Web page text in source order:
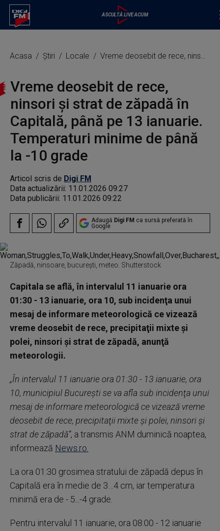
Acasa Știri Locale Vreme deosebit de rece, ninsori şi strat de zăpadă în Capitală, până pe 13 ianuarie. Temperaturi minime de până la -10 grade
Vreme deosebit de rece,
ninsori şi strat de zăpadă în
Capitală, până pe 13 ianuarie.
Temperaturi minime de până
la -10 grade
Articol scris de Digi FM
Data actualizării: 11.01.2026 09:27
Data publicării: 11.01.2026 09:22
Adaugă Digi FM ca sursă preferată în
Google
Zăpadă, ninsoare, bucurești, meteo. Shutterstock
Capitala se află, în intervalul 11 ianuarie ora
01:30 - 13 ianuarie, ora 10, sub incidenţa unui
mesaj de informare meteorologică ce vizează
vreme deosebit de rece, precipitaţii mixte şi
polei, ninsori şi strat de zăpadă, anunţă
meteorologii.
„În intervalul 11 ianuarie ora 01:30 - 13 ianuarie, ora
10, municipiul Bucureşti se va afla sub incidenţa unui
mesaj de informare meteorologică ce vizează vreme
deosebit de rece, precipitaţii mixte şi polei, ninsori şi
strat de zăpadă”, a transmis ANM duminică noaptea,
informează News.ro.
La ora 01:30 grosimea stratului de zăpadă depus în
Capitală era în medie de 3…4 cm, iar temperatura
minimă era de - 5...-4 grade.
Pentru intervalul 11 ianuarie, ora 08:00 - 12 ianuarie